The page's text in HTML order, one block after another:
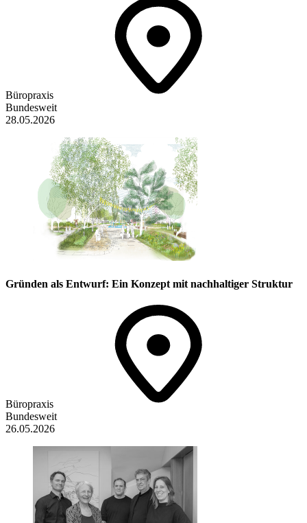
Büropraxis
Bundesweit
28.05.2026
Gründen als Entwurf: Ein Konzept mit nachhaltiger Struktur
Büropraxis
Bundesweit
26.05.2026